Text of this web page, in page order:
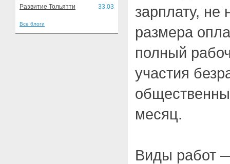
Развитие Тольятти 33.03
Все блоги
зарплату, не
размера
полный
участия
месяц.
Виды работ